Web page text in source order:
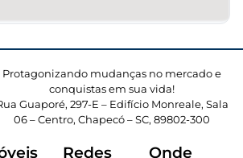
Protagonizando mudanças no mercado e
conquistas em sua vida!
Guaporé, 297-E – Edifício Monreale, Sala
06 – Centro, Chapecó – SC, 89802-300
Redes
Onde